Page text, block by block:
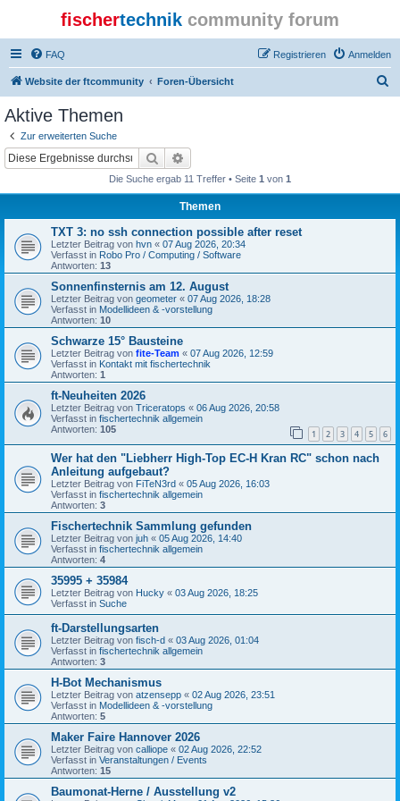
fischertechnik community forum
FAQ Anmelden
Registrieren
Website der ftcommunity Foren-Übersicht
Aktive Themen
Zur erweiterten Suche
Suche
Die Suche ergab 11 Treffer • Seite 1 von 1
Themen
TXT 3: no ssh connection possible after reset
Letzter Beitrag von hvn « 07 Aug 2026, 20:34
Verfasst in Robo Pro / Computing / Software
Antworten: 13
Sonnenfinsternis am 12. August
Letzter Beitrag von geometer « 07 Aug 2026, 18:28
Verfasst in Modellideen & -vorstellung
Antworten: 10
Schwarze 15° Bausteine
Letzter Beitrag von fite-Team « 07 Aug 2026, 12:59
Verfasst in Kontakt mit fischertechnik
Antworten: 1
ft-Neuheiten 2026
Letzter Beitrag von Triceratops « 06 Aug 2026, 20:58
Verfasst in fischertechnik allgemein
Antworten: 105 1 2 3 4 5 6
Wer hat den "Liebherr High-Top EC-H Kran RC" schon nach
Anleitung aufgebaut?
Letzter Beitrag von FiTeN3rd « 05 Aug 2026, 16:03
Verfasst in fischertechnik allgemein
Antworten: 3
Fischertechnik Sammlung gefunden
Letzter Beitrag von juh « 05 Aug 2026, 14:40
Verfasst in fischertechnik allgemein
Antworten: 4
35995 + 35984
Letzter Beitrag von Hucky « 03 Aug 2026, 18:25
Verfasst in Suche
ft-Darstellungsarten
Letzter Beitrag von fisch-d « 03 Aug 2026, 01:04
Verfasst in fischertechnik allgemein
Antworten: 3
H-Bot Mechanismus
Letzter Beitrag von atzensepp « 02 Aug 2026, 23:51
Verfasst in Modellideen & -vorstellung
Antworten: 5
Maker Faire Hannover 2026
Letzter Beitrag von calliope « 02 Aug 2026, 22:52
Verfasst in Veranstaltungen / Events
Antworten: 15
Baumonat-Herne / Ausstellung v2